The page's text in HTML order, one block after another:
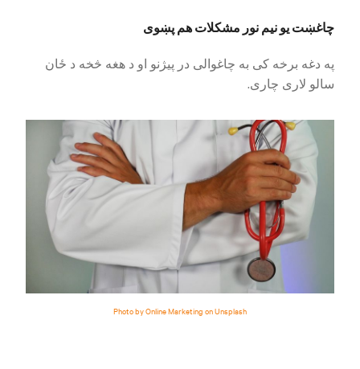
چاغښت یو نیم نور مشکلات هم پښوی
په دغه برخه کی به چاغوالی در پیژنو او د هغه څخه د ځان
سالو لاری چاری.
Photo by Online Marketing on Unsplash